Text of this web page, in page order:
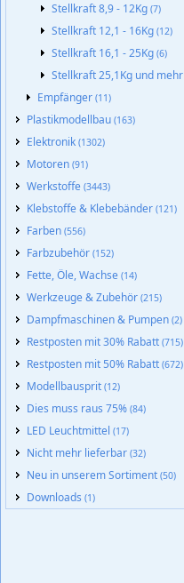
Stellkraft 8,9 - 12Kg (7)
Stellkraft 12,1 - 16Kg (12)
Stellkraft 16,1 - 25Kg (6)
Stellkraft 25,1Kg und mehr
Empfänger (11)
Plastikmodellbau (163)
Elektronik (1302)
Motoren (91)
Werkstoffe (3443)
Klebstoffe & Klebebänder (121)
Farben (556)
Farbzubehör (152)
Fette, Öle, Wachse (14)
Werkzeuge & Zubehör (215)
Dampfmaschinen & Pumpen (2)
Restposten mit 30% Rabatt (715)
Restposten mit 50% Rabatt (672)
Modellbausprit (12)
Dies muss raus 75% (84)
LED Leuchtmittel (17)
Nicht mehr lieferbar (32)
Neu in unserem Sortiment (50)
Downloads (1)